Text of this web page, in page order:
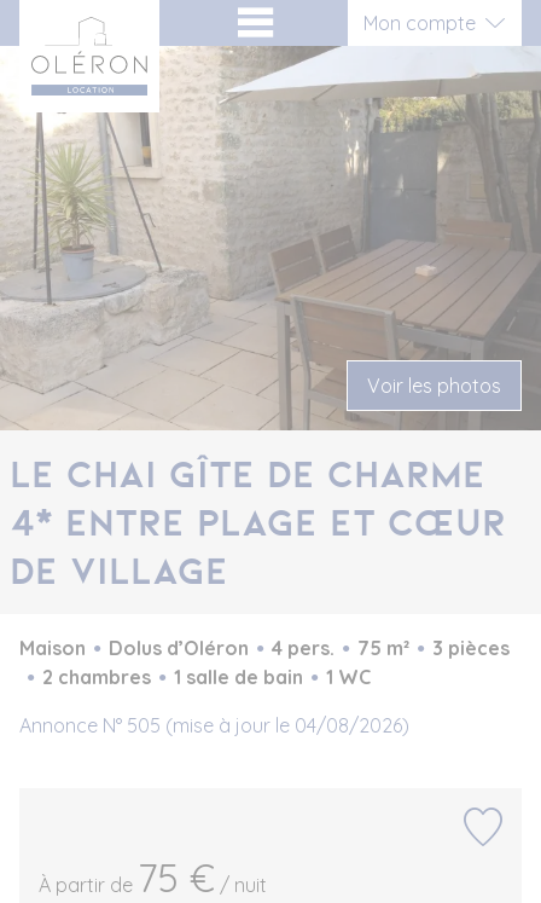
au
contenu
Mon compte
Connexion
Inscription vacancier
Inscription propriétaire
Voir les photos
Le Chai Gîte de charme
4* entre plage et cœur
de village
Maison Dolus d’Oléron 4 pers. 75 m²
3 pièces
2 chambres
1 salle de bain
1 WC
Annonce N° 505 (mise à jour le 04/08/2026)
À partir de 75 € / nuit
Panneau de gestion des cookies